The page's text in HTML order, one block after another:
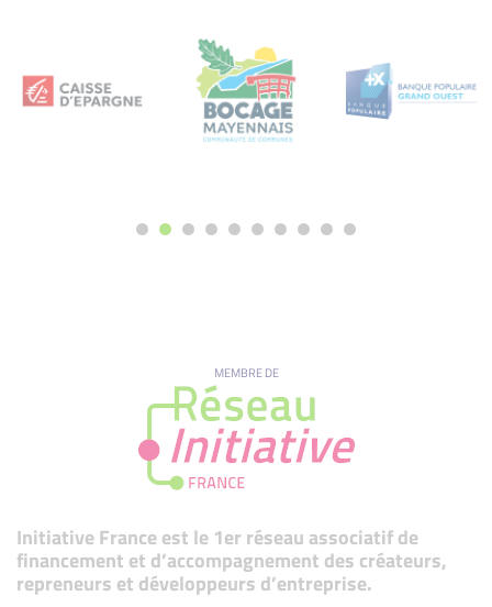
MEMBRE DE
Initiative France est le 1er réseau associatif de
financement et d’accompagnement des créateurs,
repreneurs et développeurs d’entreprise.